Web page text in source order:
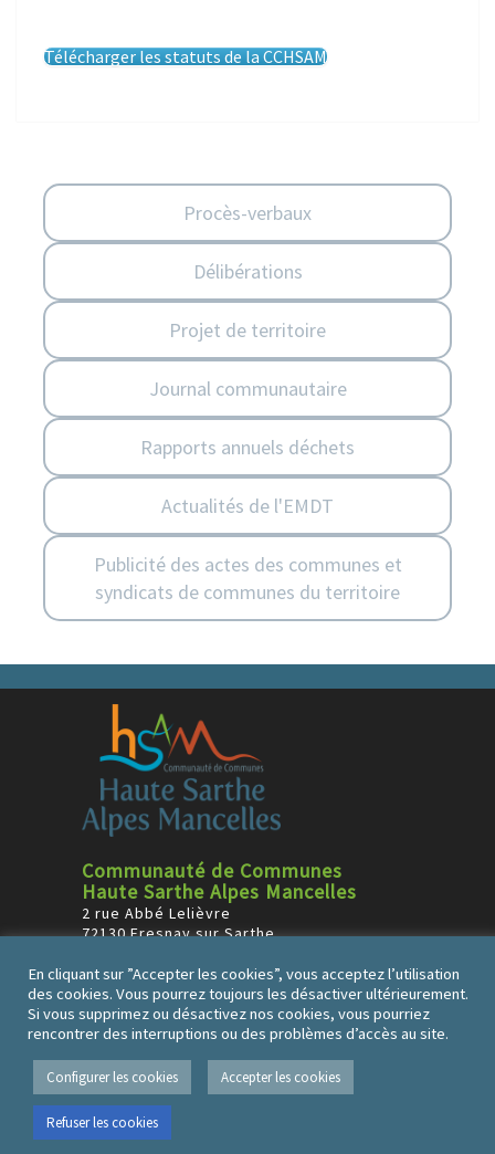
Télécharger les statuts de la CCHSAM
Procès-verbaux
Délibérations
Projet de territoire
Journal communautaire
Rapports annuels déchets
Actualités de l'EMDT
Publicité des actes des communes et
syndicats de communes du territoire
Communauté de Communes
Haute Sarthe Alpes Mancelles
2 rue Abbé Lelièvre
72130 Fresnay sur Sarthe
Horaires
Lundi et vendredi : 9h à 12h
Mardi, mercredi et jeudi : 9h-12h et 14h00-17h00
Plan du site
Mentions Légales Contact
En cliquant sur ”Accepter les cookies”, vous acceptez l’utilisation
des cookies. Vous pourrez toujours les désactiver ultérieurement.
Si vous supprimez ou désactivez nos cookies, vous pourriez
rencontrer des interruptions ou des problèmes d’accès au site.
Configurer les cookies Accepter les cookies
Refuser les cookies